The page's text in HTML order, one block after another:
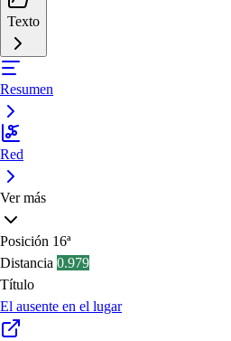
Texto
Resumen
Red
Ver más
Posición 16ª
Distancia 0.979
Título
El ausente en el lugar